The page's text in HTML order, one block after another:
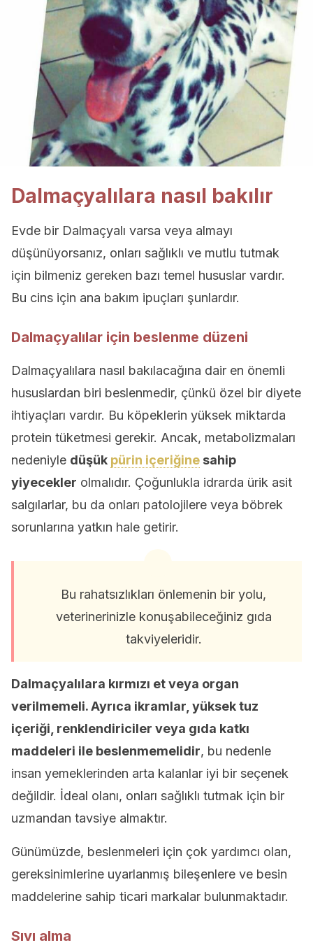
Dalmaçyalılara nasıl bakılır
Evde bir Dalmaçyalı varsa veya almayı
düşünüyorsanız, onları sağlıklı ve mutlu tutmak
için bilmeniz gereken bazı temel hususlar vardır.
Bu cins için ana bakım ipuçları şunlardır.
Dalmaçyalılar için beslenme düzeni
Dalmaçyalılara nasıl bakılacağına dair en önemli
hususlardan biri beslenmedir, çünkü özel bir diyete
ihtiyaçları vardır. Bu köpeklerin yüksek miktarda
protein tüketmesi gerekir. Ancak, metabolizmaları
nedeniyle düşük pürin içeriğine sahip
yiyecekler olmalıdır. Çoğunlukla idrarda ürik asit
salgılarlar, bu da onları patolojilere veya böbrek
sorunlarına yatkın hale getirir.
Bu rahatsızlıkları önlemenin bir yolu,
veterinerinizle konuşabileceğiniz gıda
takviyeleridir.
Dalmaçyalılara kırmızı et veya organ
verilmemeli. Ayrıca ikramlar, yüksek tuz
içeriği, renklendiriciler veya gıda katkı
maddeleri ile beslenmemelidir, bu nedenle
insan yemeklerinden arta kalanlar iyi bir seçenek
değildir. İdeal olanı, onları sağlıklı tutmak için bir
uzmandan tavsiye almaktır.
Günümüzde, beslenmeleri için çok yardımcı olan,
gereksinimlerine uyarlanmış bileşenlere ve besin
maddelerine sahip ticari markalar bulunmaktadır.
Sıvı alma